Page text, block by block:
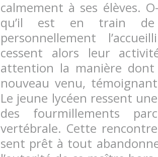
calmement à ses élèves.
qu’il est en train
personnellement
cessent alors leur
attention la manière
nouveau venu,
Le jeune lycéen ressent
des fourmillements
vertébrale. Cette
sent prêt à tout